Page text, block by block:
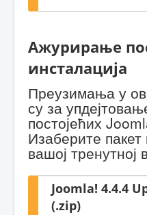
Ажурирање
инсталација
Преузимања у
су за
постојећих
Изаберите пакет
вашој тренутној
Joomla! 4.4.4
(.zip)